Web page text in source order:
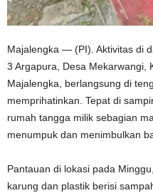
Majalengka — (PI). Aktivitas di
3 Argapura, Desa Mekarwangi,
Majalengka, berlangsung di
memprihatinkan. Tepat di
rumah tangga milik sebagian
menumpuk dan menimbulkan
Pantauan di lokasi pada
karung dan plastik berisi